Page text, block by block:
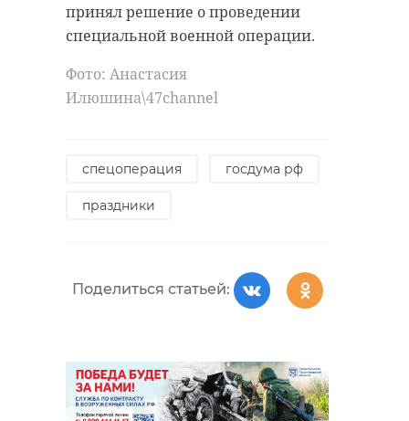
принял решение о проведении
специальной военной операции.
Фото: Анастасия
Илюшина\47channel
спецоперация госдума рф
праздники
Поделиться статьей: